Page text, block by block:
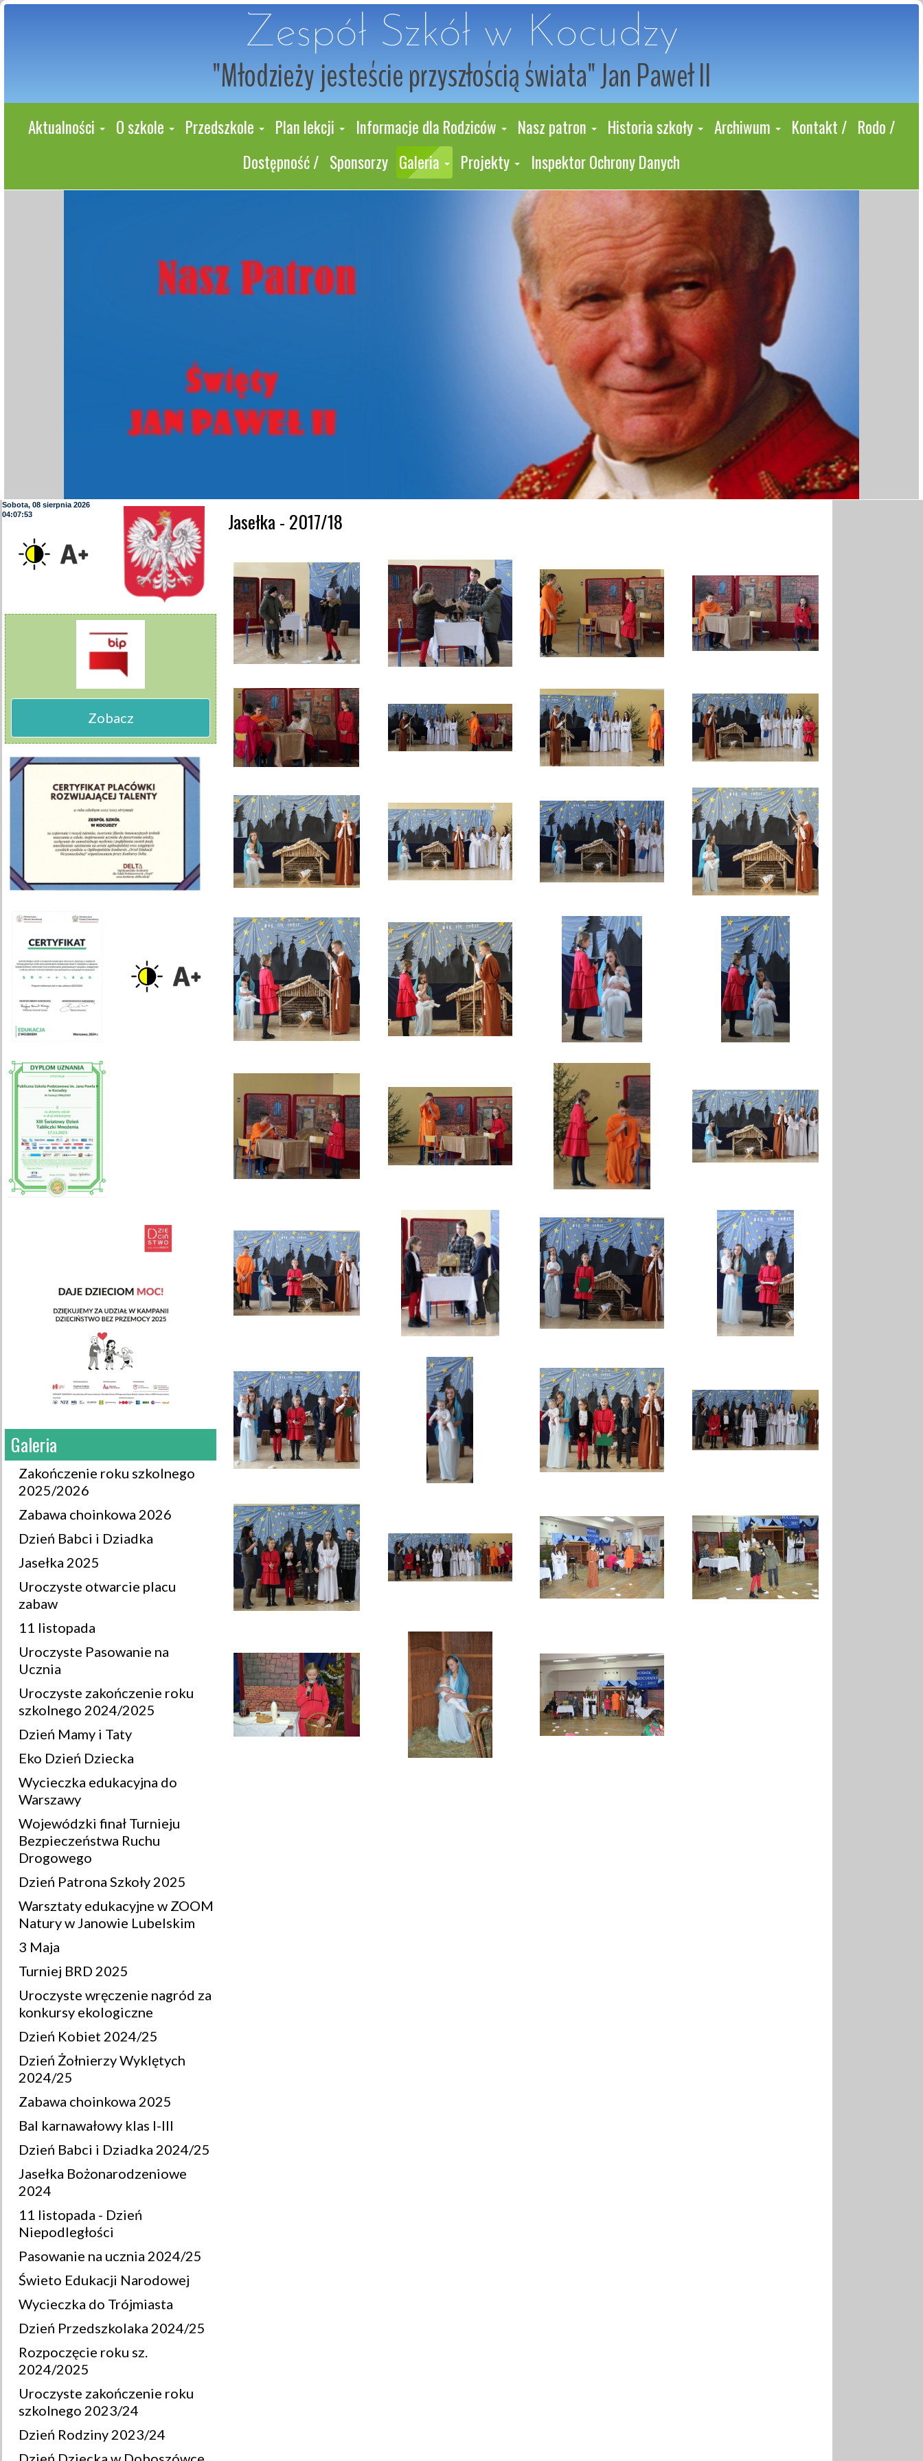
Zespół Szkół w Kocudzy
"Młodzieży jesteście przyszłością świata" Jan Paweł II
Aktualności O szkole Przedszkole Plan lekcji Informacje dla Rodziców Nasz patron Historia szkoły Archiwum Kontakt / Rodo /
Dostępność / Sponsorzy Galeria Projekty Inspektor Ochrony Danych
Jasełka - 2017/18
Zobacz
Galeria
Zakończenie roku szkolnego
2025/2026
Zabawa choinkowa 2026
Dzień Babci i Dziadka
Jasełka 2025
Uroczyste otwarcie placu
zabaw
11 listopada
Uroczyste Pasowanie na
Ucznia
Uroczyste zakończenie roku
szkolnego 2024/2025
Dzień Mamy i Taty
Eko Dzień Dziecka
Wycieczka edukacyjna do
Warszawy
Wojewódzki finał Turnieju
Bezpieczeństwa Ruchu
Drogowego
Dzień Patrona Szkoły 2025
Warsztaty edukacyjne w ZOOM
Natury w Janowie Lubelskim
3 Maja
Turniej BRD 2025
Uroczyste wręczenie nagród za
konkursy ekologiczne
Dzień Kobiet 2024/25
Dzień Żołnierzy Wyklętych
2024/25
Zabawa choinkowa 2025
Bal karnawałowy klas I-III
Dzień Babci i Dziadka 2024/25
Jasełka Bożonarodzeniowe
2024
11 listopada - Dzień
Niepodległości
Pasowanie na ucznia 2024/25
Świeto Edukacji Narodowej
Wycieczka do Trójmiasta
Dzień Przedszkolaka 2024/25
Rozpoczęcie roku sz.
2024/2025
Uroczyste zakończenie roku
szkolnego 2023/24
Dzień Rodziny 2023/24
Sobota, 08 sierpnia 2026
04:07:55